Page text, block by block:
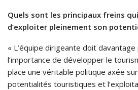
Quels sont les principaux freins
d’exploiter pleinement son
« L’équipe dirigeante doit
l’importance de développer le
place une véritable politique axée
potentialités touristiques et